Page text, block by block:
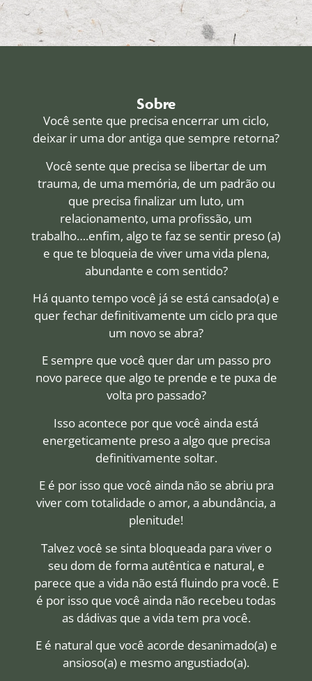
Sobre
Você sente que precisa encerrar um ciclo,
deixar ir uma dor antiga que sempre retorna?
Você sente que precisa se libertar de um
trauma, de uma memória, de um padrão ou
que precisa finalizar um luto, um
relacionamento, uma profissão, um
trabalho….enfim, algo te faz se sentir preso (a)
e que te bloqueia de viver uma vida plena,
abundante e com sentido?
Há quanto tempo você já se está cansado(a) e
quer fechar definitivamente um ciclo pra que
um novo se abra?
E sempre que você quer dar um passo pro
novo parece que algo te prende e te puxa de
volta pro passado?
Isso acontece por que você ainda está
energeticamente preso a algo que precisa
definitivamente soltar.
E é por isso que você ainda não se abriu pra
viver com totalidade o amor, a abundância, a
plenitude!
Talvez você se sinta bloqueada para viver o
seu dom de forma autêntica e natural, e
parece que a vida não está fluindo pra você. E
é por isso que você ainda não recebeu todas
as dádivas que a vida tem pra você.
E é natural que você acorde desanimado(a) e
ansioso(a) e mesmo angustiado(a).